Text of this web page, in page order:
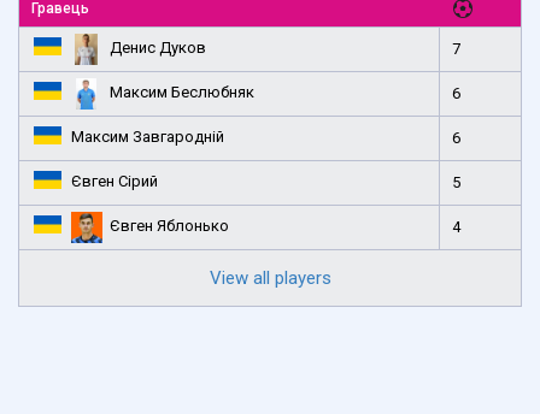
Гравець
Денис Дуков 7
Максим Беслюбняк 6
Максим Завгародній 6
Євген Сірий 5
Євген Яблонько 4
View all players